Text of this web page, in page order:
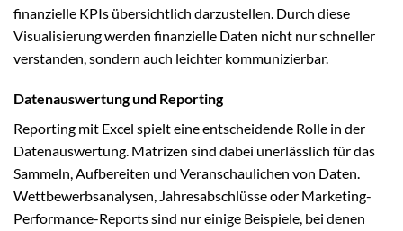
finanzielle KPIs übersichtlich darzustellen. Durch diese
Visualisierung werden finanzielle Daten nicht nur schneller
verstanden, sondern auch leichter kommunizierbar.
Datenauswertung und Reporting
Reporting mit Excel spielt eine entscheidende Rolle in der
Datenauswertung. Matrizen sind dabei unerlässlich für das
Sammeln, Aufbereiten und Veranschaulichen von Daten.
Wettbewerbsanalysen, Jahresabschlüsse oder Marketing-
Performance-Reports sind nur einige Beispiele, bei denen